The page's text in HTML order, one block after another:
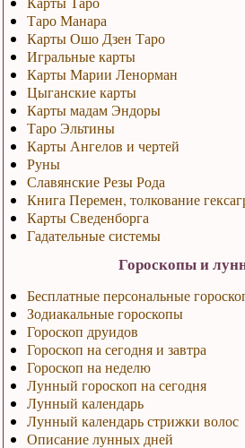
Таро Манара
Карты Ошо Дзен Таро
Игральные карты
Карты Марии Ленорман
Цыганские карты
Карты мадам Эндоры
Таро Эльтины
Карты Ангелов и чертей
Руны
Славянские Резы Рода
Книга Перемен, толкование
Карты Сведенборга
Гадательные системы
Гороскопы и
Бесплатные персональные
Зодиакальные гороскопы
Гороскоп друидов
Гороскоп на сегодня и завтра
Гороскоп на неделю
Лунный гороскоп на сегодня
Лунный календарь
Лунный календарь стрижки волос
Описание лунных дней